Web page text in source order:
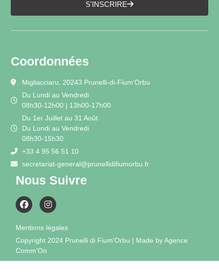
S'INSCRIRE
Coordonnées
Migliacciaru, 20243 Prunelli-di-Fium'Orbu
Du Lundi au Vendredi
08h30-12h00 | 13h00-17h00
Du 1er Juillet au 31 Août
Du Lundi au Vendredi
08h30-15h30
+33 4 95 56 51 10
secretariat-general@prunellidifiumorbu.fr
Nous Suivre
Mentions légales
Copyright 2024 Prunelli di Fium'Orbu | Made by Agence
Comm'On